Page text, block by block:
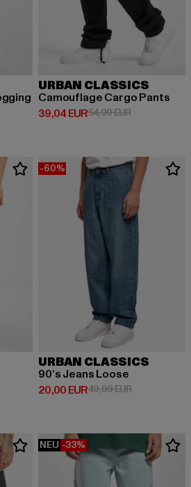
59,99 EUR
URBAN CLASSICS
Camouflage Cargo Pants
39,04 EUR
Derzeitiger Preis: 39,04 EUR
54,99 EURAktionspreis:
44,99 EUR
-60%
URBAN CLASSICS
90‘s Jeans Loose
20,00 EUR
Derzeitiger Preis: 20,00 EUR
49,99 EURAktionspreis:
NEU -33%